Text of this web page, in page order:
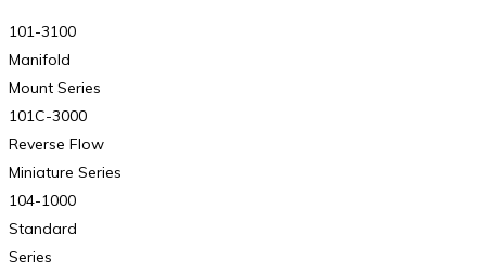
101-3100
Manifold
Mount Series
101C-3000
Reverse Flow
Miniature Series
104-1000
Standard
Series